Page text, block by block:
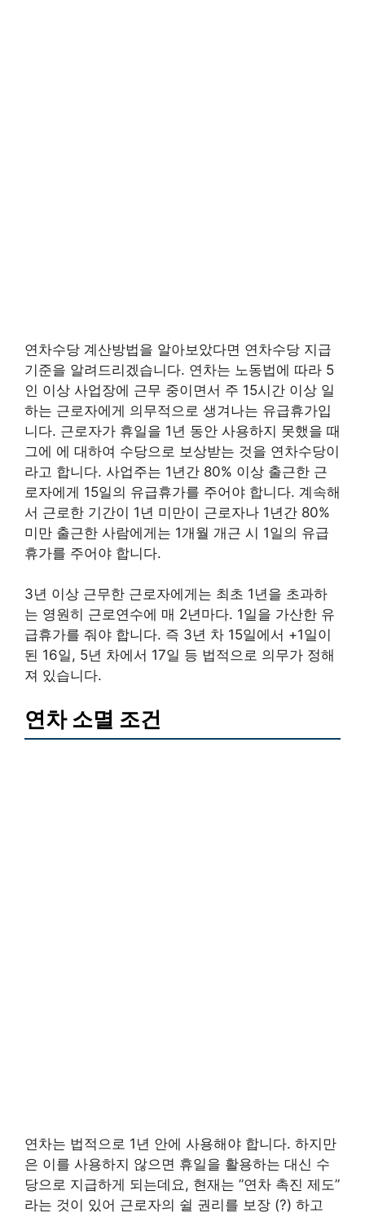
연차수당 계산방법을 알아보았다면 연차수당 지급
기준을 알려드리겠습니다. 연차는 노동법에 따라 5
인 이상 사업장에 근무 중이면서 주 15시간 이상 일
하는 근로자에게 의무적으로 생겨나는 유급휴가입
니다. 근로자가 휴일을 1년 동안 사용하지 못했을 때
그에 에 대하여 수당으로 보상받는 것을 연차수당이
라고 합니다. 사업주는 1년간 80% 이상 출근한 근
로자에게 15일의 유급휴가를 주어야 합니다. 계속해
서 근로한 기간이 1년 미만이 근로자나 1년간 80%
미만 출근한 사람에게는 1개월 개근 시 1일의 유급
휴가를 주어야 합니다.
3년 이상 근무한 근로자에게는 최초 1년을 초과하
는 영원히 근로연수에 매 2년마다. 1일을 가산한 유
급휴가를 줘야 합니다. 즉 3년 차 15일에서 +1일이
된 16일, 5년 차에서 17일 등 법적으로 의무가 정해
져 있습니다.
연차 소멸 조건
연차는 법적으로 1년 안에 사용해야 합니다. 하지만
은 이를 사용하지 않으면 휴일을 활용하는 대신 수
당으로 지급하게 되는데요, 현재는 ”연차 촉진 제도”
라는 것이 있어 근로자의 쉴 권리를 보장 (?) 하고